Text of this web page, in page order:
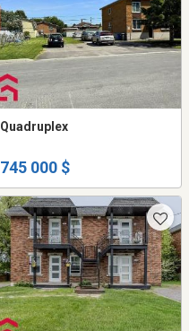
Quadruplex
745 000 $